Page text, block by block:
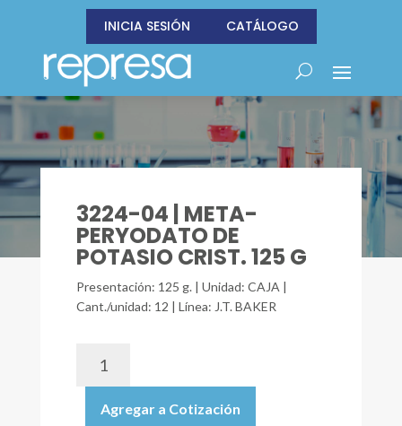
INICIA SESIÓN CATÁLOGO
3224-04 | META-
PERYODATO DE
POTASIO CRIST. 125 G
Presentación: 125 g. | Unidad: CAJA |
Cant./unidad: 12 | Línea: J.T. BAKER
META-
Agregar a Cotización